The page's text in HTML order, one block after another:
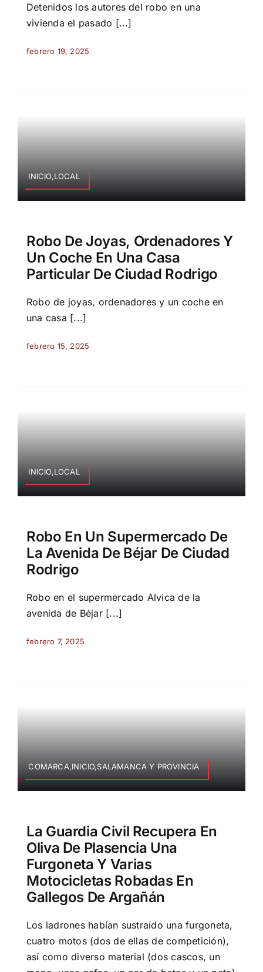
Detenidos los autores del robo en una
vivienda el pasado [...]
febrero 19, 2025
INICIO,LOCAL
Robo De Joyas, Ordenadores Y
Un Coche En Una Casa
Particular De Ciudad Rodrigo
Robo de joyas, ordenadores y un coche en
una casa [...]
febrero 15, 2025
INICIO,LOCAL
Robo En Un Supermercado De
La Avenida De Béjar De Ciudad
Rodrigo
Robo en el supermercado Alvica de la
avenida de Béjar [...]
febrero 7, 2025
COMARCA,INICIO,SALAMANCA Y PROVINCIA
La Guardia Civil Recupera En
Oliva De Plasencia Una
Furgoneta Y Varias
Motocicletas Robadas En
Gallegos De Argañán
Los ladrones habían sustraído una furgoneta,
cuatro motos (dos de ellas de competición),
así como diverso material (dos cascos, un